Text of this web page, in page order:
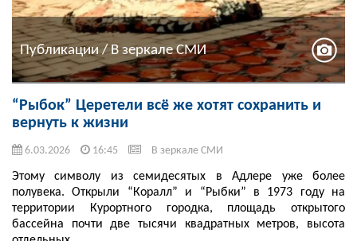
Публикации / В зеркале СМИ
“Рыбок” Церетели всё же хотят сохранить и
вернуть к жизни
6.03.2026 16:45 В зеркале СМИ
Этому символу из семидесятых в Адлере уже более
полувека. Открыли “Коралл” и “Рыбки” в 1973 году на
территории Курортного городка, площадь открытого
бассейна почти две тысячи квадратных метров, высота